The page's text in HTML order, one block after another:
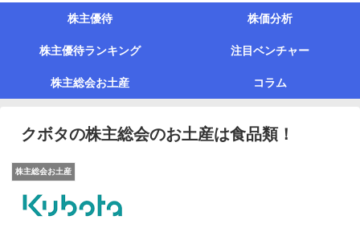
株主優待 株価分析
株主優待ランキング 注目ベンチャー
株主総会お土産 コラム
クボタの株主総会のお土産は食品類！
株主総会お土産